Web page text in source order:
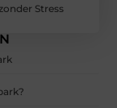
Stress